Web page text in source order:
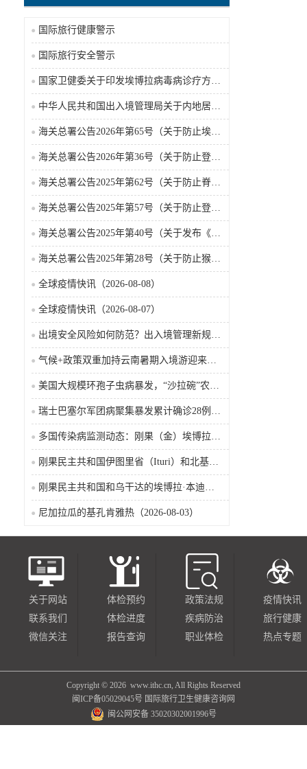
国际旅行健康警示
国际旅行安全警示
国家卫健委关于印发埃博拉病毒病诊疗方案（2026年版）的通知
中华人民共和国出入境管理局关于内地居民前往港澳地区定居审批条件的公告（2026-06-30）
海关总署公告2026年第65号（关于防止埃博拉病毒病疫情传入我国的公告）（2026-05-18）
海关总署公告2026年第36号（关于防止登革热疫情传入我国的公告）
海关总署公告2025年第62号（关于防止脊髓灰质炎疫情传入我国的公告）
海关总署公告2025年第57号（关于防止登革热疫情传入我国的公告）
海关总署公告2025年第40号（关于发布《国境口岸传染病监测实施办法》的公告）
海关总署公告2025年第28号（关于防止猴痘疫情传入我国的公告）
全球疫情快讯（2026-08-08）
全球疫情快讯（2026-08-07）
出境安全风险如何防范？出入境管理新规9月15日起施行
气候+政策双重加持云南暑期入境游迎来热潮
美国大规模环孢子虫病暴发，“沙拉碗”农业生产陷入低迷
瑞士巴塞尔军团病聚集暴发累计确诊28例含死亡病例
多国传染病监测动态：刚果（金）埃博拉确诊突破4000例
刚果民主共和国伊图里省（Ituri）和北基伍省（Nord-Kivu）的埃博拉·本迪布乔病毒病（2026-08-04）
刚果民主共和国和乌干达的埃博拉·本迪布乔病毒病（2026-08-04）
尼加拉瓜的基孔肯雅热（2026-08-03）
关于网站
联系我们
微信关注
体检预约
体检进度
报告查询
政策法规
疾病防治
职业体检
疫情快讯
旅行健康
热点专题
Copyright © 2026 www.ithc.cn, All Rights Reserved
闽ICP备05029045号 国际旅行卫生健康咨询网
闽公网安备 35020302001996号